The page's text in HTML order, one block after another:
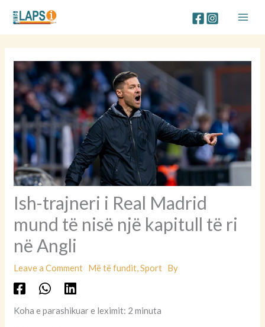
content
Ish-trajneri i Real Madrid
mund të nisë një kapitull të ri
në Angli
Leave a Comment Më të fundit,Sport By
Koha e parashikuar e leximit: 2 minuta